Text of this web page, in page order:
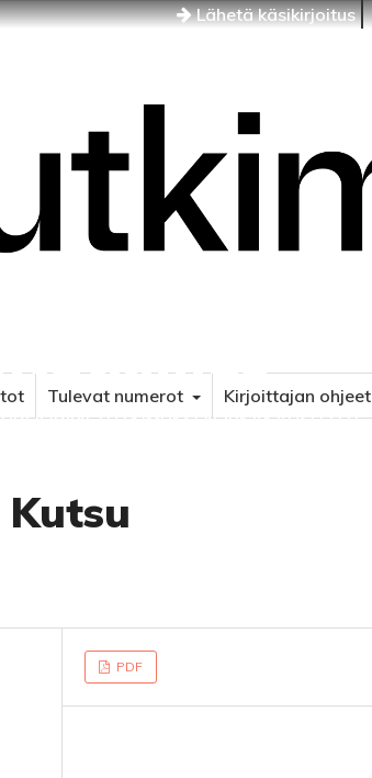
Lähetä käsikirjoitus
TUTKIMUKSEN AIKAKAUSLEHTI
Tulevat numerot Kirjoittajan ohjeet
PDF